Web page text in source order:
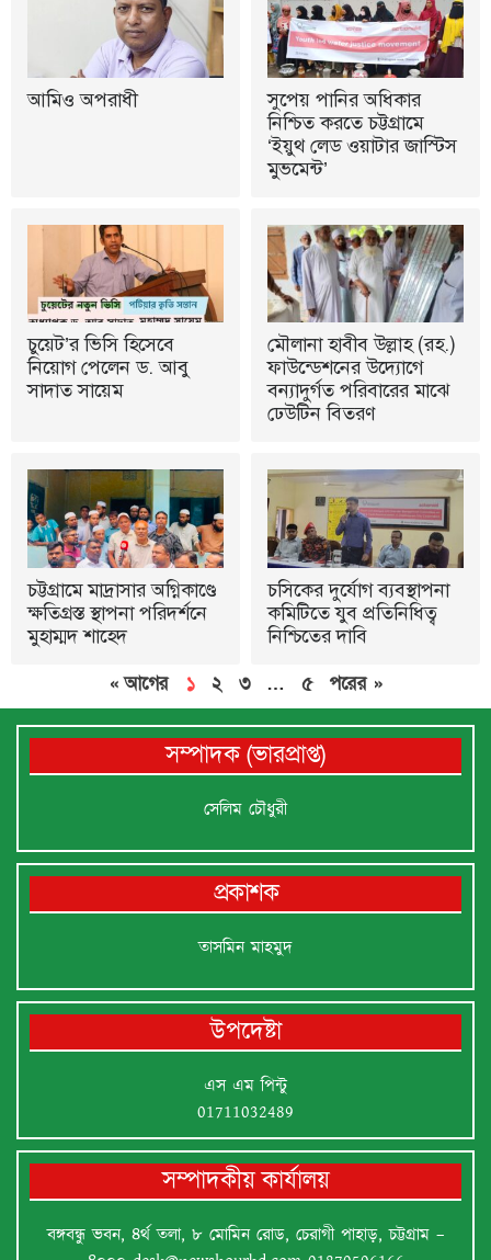
আমিও অপরাধী
সুপেয় পানির অধিকার
নিশ্চিত করতে চট্টগ্রামে
‘ইয়ুথ লেড ওয়াটার জাস্টিস
মুভমেন্ট’
চুয়েট’র ভিসি হিসেবে
নিয়োগ পেলেন ড. আবু
সাদাত সায়েম
মৌলানা হাবীব উল্লাহ (রহ.)
ফাউন্ডেশনের উদ্যোগে
বন্যাদুর্গত পরিবারের মাঝে
ঢেউটিন বিতরণ
চট্টগ্রামে মাদ্রাসার অগ্নিকাণ্ডে
ক্ষতিগ্রস্ত স্থাপনা পরিদর্শনে
মুহাম্মদ শাহেদ
চসিকের দুর্যোগ ব্যবস্থাপনা
কমিটিতে যুব প্রতিনিধিত্ব
নিশ্চিতের দাবি
« আগের ১ ২ ৩ … ৫ পরের »
সম্পাদক (ভারপ্রাপ্ত)
সেলিম চৌধুরী
প্রকাশক
তাসমিন মাহমুদ
উপদেষ্টা
এস এম পিন্টু
01711032489
সম্পাদকীয় কার্যালয়
বঙ্গবন্ধু ভবন, ৪র্থ তলা, ৮ মোমিন রোড, চেরাগী পাহাড়, চট্টগ্রাম –